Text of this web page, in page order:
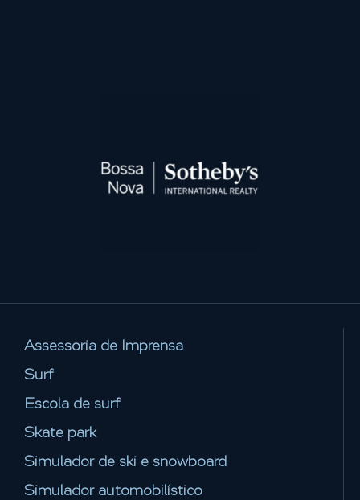
Assessoria de Imprensa
Surf
Escola de surf
Skate park
Simulador de ski e snowboard
Simulador automobilístico